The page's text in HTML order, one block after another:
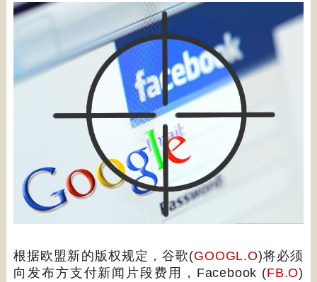
根据欧盟新的版权规定，谷歌(GOOGL.O)将必须
向发布方支付新闻片段费用， Facebook (FB.O)